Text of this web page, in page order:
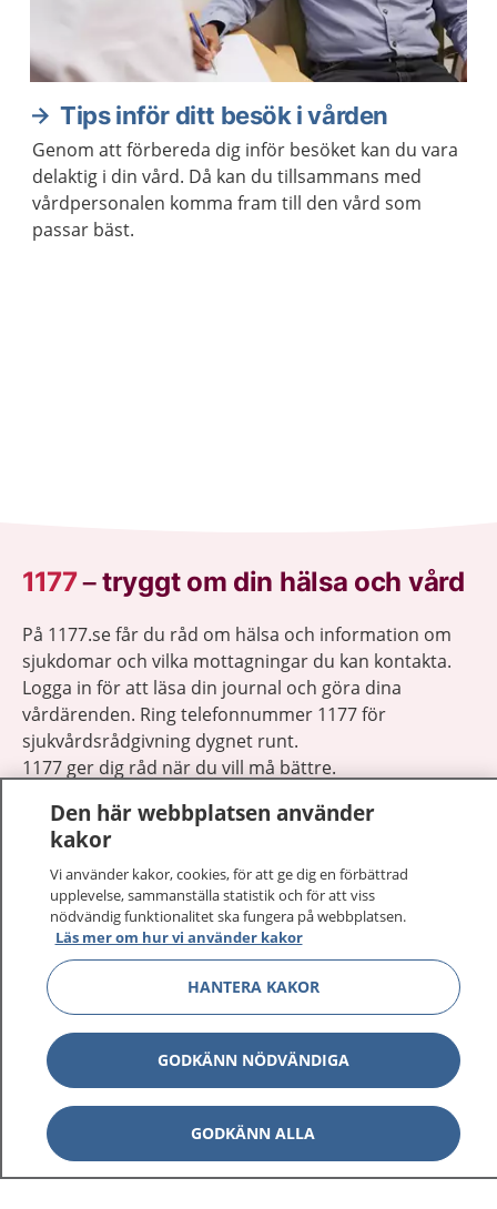
Tips inför ditt besök i vården
Genom att förbereda dig inför besöket kan du vara
delaktig i din vård. Då kan du tillsammans med
vårdpersonalen komma fram till den vård som
passar bäst.
1177–tryggt om din hälsa och vård
På 1177.se får du råd om hälsa och information om
sjukdomar och vilka mottagningar du kan kontakta.
Logga in för att läsa din journal och göra dina
vårdärenden. Ring telefonnummer 1177 för
sjukvårdsrådgivning dygnet runt.
1177 ger dig råd när du vill må bättre.
1177 på flera språk
Om 1177 Visa
Kontakt Visa
Behandling av personuppgifter
Hantering av kakor
Den här webbplatsen använder
kakor
Vi använder kakor, cookies, för att ge dig en förbättrad
upplevelse, sammanställa statistik och för att viss
nödvändig funktionalitet ska fungera på webbplatsen.
Läs mer om hur vi använder kakor
HANTERA KAKOR
GODKÄNN NÖDVÄNDIGA
GODKÄNN ALLA